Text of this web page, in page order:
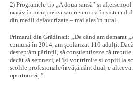
2) Programele tip „A doua șansă” și
masiv în menținerea sau revenirea în sistemul
din medii defavorizate – mai ales în rural.
Primarul din Grădinari: „De când am demarat
comună în 2014, am școlarizat 110 adulți.
deșteptăm părinții, să conștientizeze că
decât să semnezi, ei își vor trimite și copiii la
școlile profesionale/învățământ dual, e
oportunități”.